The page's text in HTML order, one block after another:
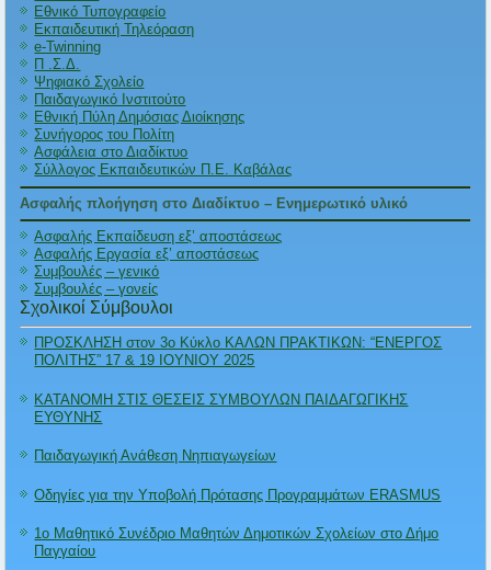
Εθνικό Τυπογραφείο
Εκπαιδευτική Τηλεόραση
e-Twinning
Π .Σ.Δ.
Ψηφιακό Σχολείο
Παιδαγωγικό Ινστιτούτο
Εθνική Πύλη Δημόσιας Διοίκησης
Συνήγορος του Πολίτη
Ασφάλεια στο Διαδίκτυο
Σύλλογος Εκπαιδευτικών Π.Ε. Καβάλας
Ασφαλής πλοήγηση στο Διαδίκτυο – Ενημερωτικό υλικό
Ασφαλής Εκπαίδευση εξ’ αποστάσεως
Ασφαλής Εργασία εξ’ αποστάσεως
Συμβουλές – γενικό
Συμβουλές – γονείς
Σχολικοί Σύμβουλοι
ΠΡΟΣΚΛΗΣΗ στον 3ο Κύκλο ΚΑΛΩΝ ΠΡΑΚΤΙΚΩΝ: “ΕΝΕΡΓΟΣ
ΠΟΛΙΤΗΣ” 17 & 19 ΙΟΥΝΙΟΥ 2025
ΚΑΤΑΝΟΜΗ ΣΤΙΣ ΘΕΣΕΙΣ ΣΥΜΒΟΥΛΩΝ ΠΑΙΔΑΓΩΓΙΚΗΣ
ΕΥΘΥΝΗΣ
Παιδαγωγική Ανάθεση Νηπιαγωγείων
Οδηγίες για την Υποβολή Πρότασης Προγραμμάτων ERASMUS
1ο Μαθητικό Συνέδριο Μαθητών Δημοτικών Σχολείων στο Δήμο
Παγγαίου